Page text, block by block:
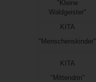
"Kleine
Waldgeister"
KITA
"Menschenskinder"
KITA
"Mittendrin"